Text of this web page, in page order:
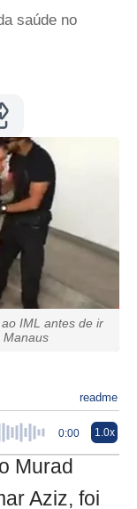
saúde no
IML antes de ir
readme
0:00 1.0x
Murad
Aziz, foi